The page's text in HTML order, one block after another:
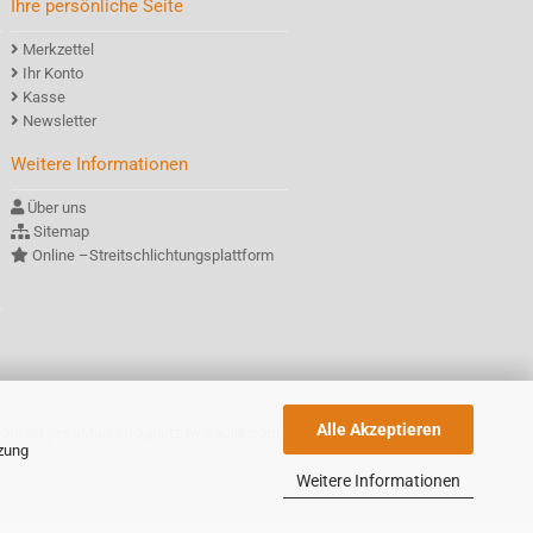
Alle Akzeptieren
Weitere Informationen
Ihre persönliche Seite
Merkzettel
Ihr Konto
Kasse
Newsletter
Weitere Informationen
Über uns
Sitemap
Online –Streitschlichtungsplattform